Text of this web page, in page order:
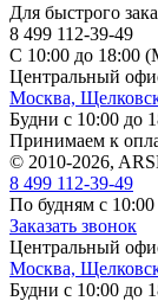
Для быстрого
8 499 112-39-49
С 10:00 до 18:00
Центральный
Москва,
Будни с 10:00 до
Принимаем к
© 2010-2026,
8 499 112-39-49
По будням с 10:00
Заказать звонок
Центральный
Москва,
Будни с 10:00 до